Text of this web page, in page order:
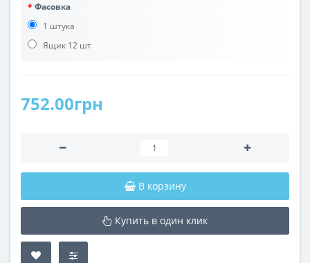
Фасовка
1 штука
Ящик 12 шт
752.00грн
В корзину
Купить в один клик